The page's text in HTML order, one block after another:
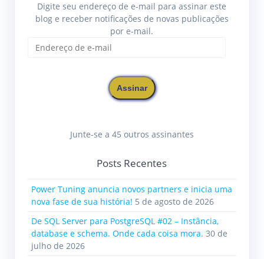
Digite seu endereço de e-mail para assinar este
blog e receber notificações de novas publicações
por e-mail.
mail
Assinar
Junte-se a 45 outros assinantes
Posts Recentes
Power Tuning anuncia novos partners e inicia uma
nova fase de sua história! 5 de agosto de 2026
De SQL Server para PostgreSQL #02 – Instância,
database e schema. Onde cada coisa mora. 30 de
julho de 2026